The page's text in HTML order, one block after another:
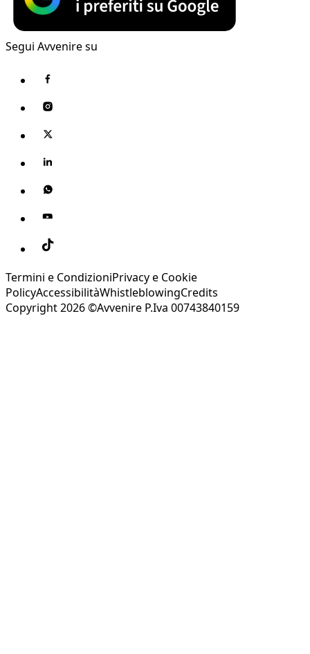
Segui Avvenire su
Termini e CondizioniPrivacy e Cookie
PolicyAccessibilitàWhistleblowingCredits
Copyright 2026 ©Avvenire P.Iva 00743840159